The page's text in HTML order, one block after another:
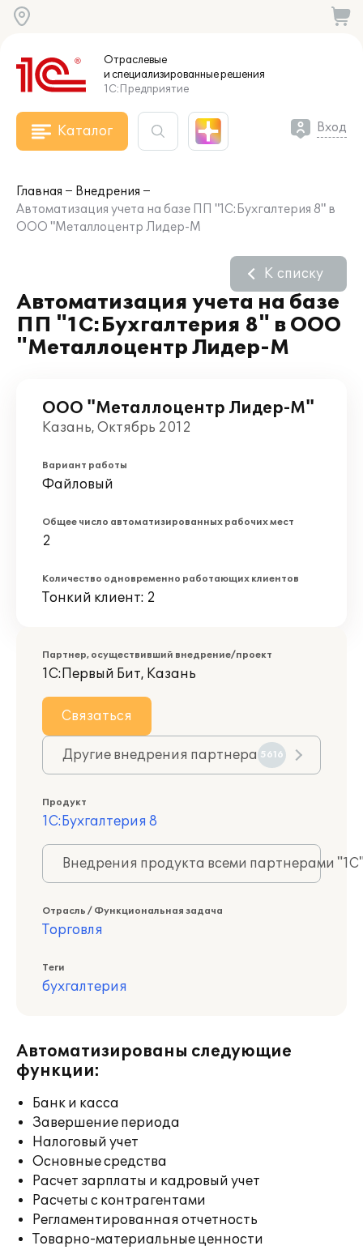
Отраслевые
и специализированныерешения
1С:Предприятие
Каталог Вход
Главная
Внедрения
Автоматизация учета на базе ПП "1С:Бухгалтерия 8" в
ООО "Металлоцентр Лидер-М
Автоматизация учета на базе
ПП "1С:Бухгалтерия 8" в ООО
"Металлоцентр Лидер-М
К списку
ООО "Металлоцентр Лидер-М"
Казань, Октябрь 2012
Вариант работы
Файловый
Общее число автоматизированных рабочих мест
2
Количество одновременно работающих клиентов
Тонкий клиент: 2
Партнер, осуществивший внедрение/проект
1С:Первый Бит, Казань
Связаться
Другие внедрения партнера 5616
Продукт
1С:Бухгалтерия 8
Внедрения продукта всеми партнерами
Отрасль / Функциональная задача
Торговля
Теги
бухгалтерия
Автоматизированы следующие
функции:
Банк и касса
Завершение периода
Налоговый учет
Основные средства
Расчет зарплаты и кадровый учет
Расчеты с контрагентами
Регламентированная отчетность
Товарно-материальные ценности